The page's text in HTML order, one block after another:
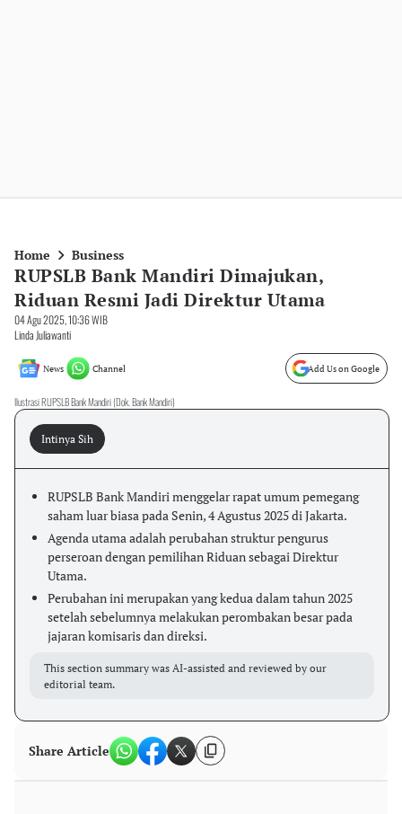
Home Business
RUPSLB Bank Mandiri Dimajukan,
Riduan Resmi Jadi Direktur Utama
04 Agu 2025, 10:36 WIB
Linda Juliawanti
News Channel Add Us on Google
Ilustrasi RUPSLB Bank Mandiri (Dok. Bank Mandiri)
Intinya Sih
RUPSLB Bank Mandiri menggelar rapat umum pemegang
saham luar biasa pada Senin, 4 Agustus 2025 di Jakarta.
Agenda utama adalah perubahan struktur pengurus
perseroan dengan pemilihan Riduan sebagai Direktur
Utama.
Perubahan ini merupakan yang kedua dalam tahun 2025
setelah sebelumnya melakukan perombakan besar pada
jajaran komisaris dan direksi.
This section summary was AI-assisted and reviewed by our
editorial team.
Share Article